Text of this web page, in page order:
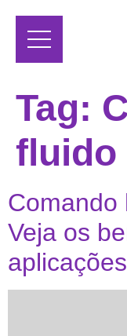
Tag:
fluido
Comando
Veja os
aplicações